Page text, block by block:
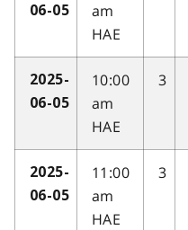
06-05
am
HAE
2025-
06-05
10:00
am
HAE
3
2025-
06-05
11:00
am
HAE
3